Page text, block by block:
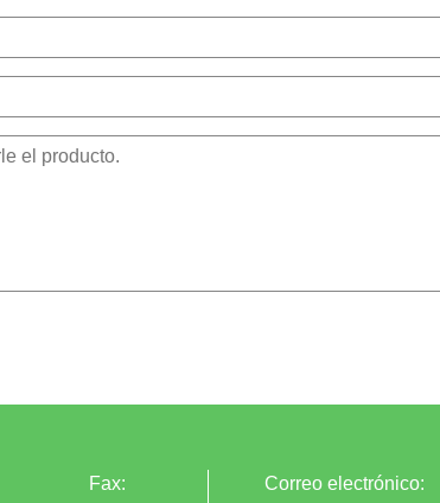
Fax: Correo electrónico: